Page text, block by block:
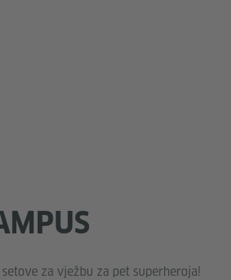
za vježbu za pet superheroja!